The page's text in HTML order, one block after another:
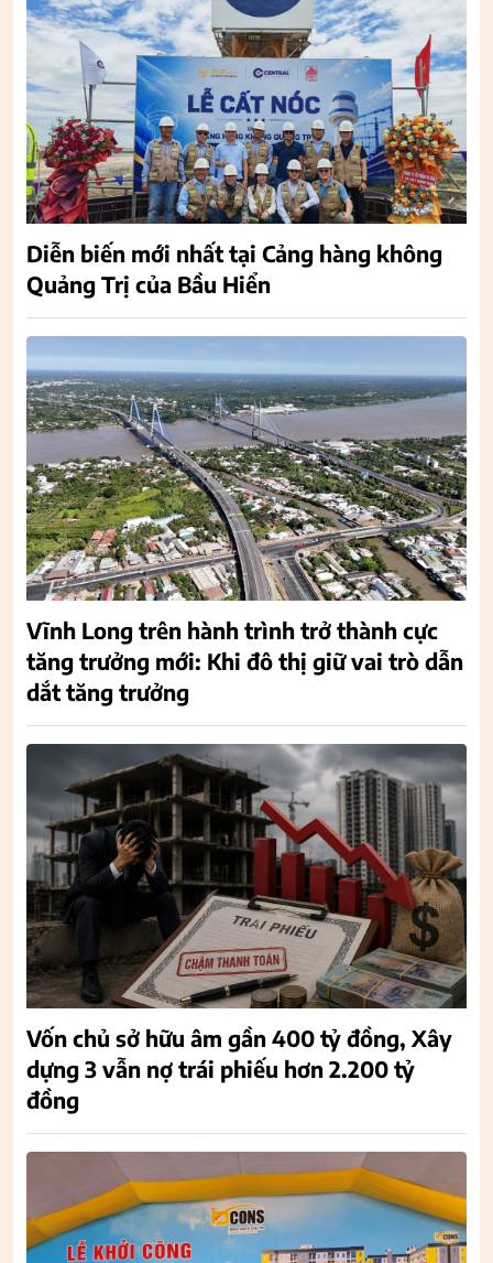
Diễn biến mới nhất tại Cảng hàng không
Quảng Trị của Bầu Hiển
Vĩnh Long trên hành trình trở thành cực
tăng trưởng mới: Khi đô thị giữ vai trò dẫn
dắt tăng trưởng
Vốn chủ sở hữu âm gần 400 tỷ đồng, Xây
dựng 3 vẫn nợ trái phiếu hơn 2.200 tỷ
đồng